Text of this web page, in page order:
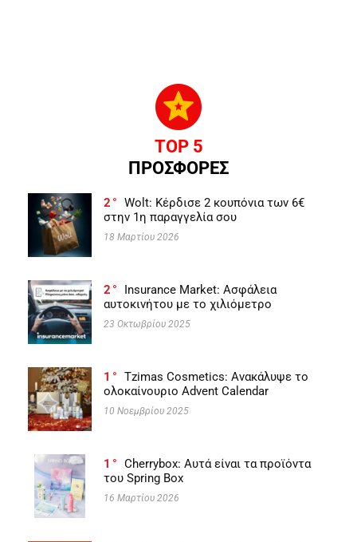
TOP 5
ΠΡΟΣΦΟΡΕΣ
2
Wolt: Κέρδισε 2 κουπόνια των 6€
στην 1η παραγγελία σου
18 Μαρτίου 2026
2
Insurance Market: Ασφάλεια
αυτοκινήτου με το χιλιόμετρο
23 Οκτωβρίου 2025
1
Tzimas Cosmetics: Ανακάλυψε το
ολοκαίνουριο Advent Calendar
10 Νοεμβρίου 2025
1
Cherrybox: Αυτά είναι τα προϊόντα
του Spring Box
16 Μαρτίου 2026